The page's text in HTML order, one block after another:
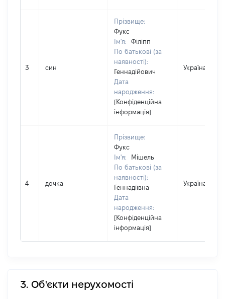
3 син
Прізвище:
Фукс
Ім'я:
Філіпп
По батькові (за
наявності):
Геннадійович
Дата
народження:
[Конфіденційна
інформація]
Україна
4 дочка
Прізвище:
Фукс
Ім'я:
Мішель
По батькові (за
наявності):
Геннадіївна
Дата
народження:
[Конфіденційна
інформація]
Україна
3. Об'єкти нерухомості